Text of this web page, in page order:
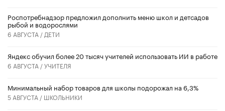
Роспотребнадзор предложил дополнить меню школ и детсадов
рыбой и водорослями
6 АВГУСТА / ДЕТИ
​Яндекс обучил более 20 тысяч учителей использовать ИИ в работе
6 АВГУСТА /УЧИТЕЛЯ
Минимальный набор товаров для школы подорожал на 6,3%
5 АВГУСТА / ШКОЛЬНИКИ